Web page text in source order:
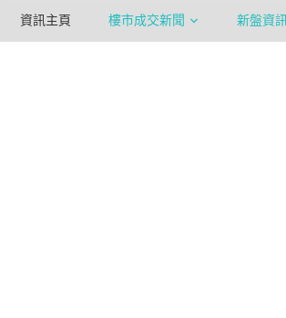
資訊主頁 樓市成交新聞 新盤資訊